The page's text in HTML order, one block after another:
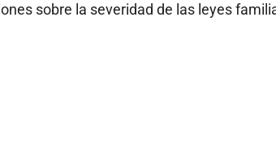
sobre la severidad de las leyes